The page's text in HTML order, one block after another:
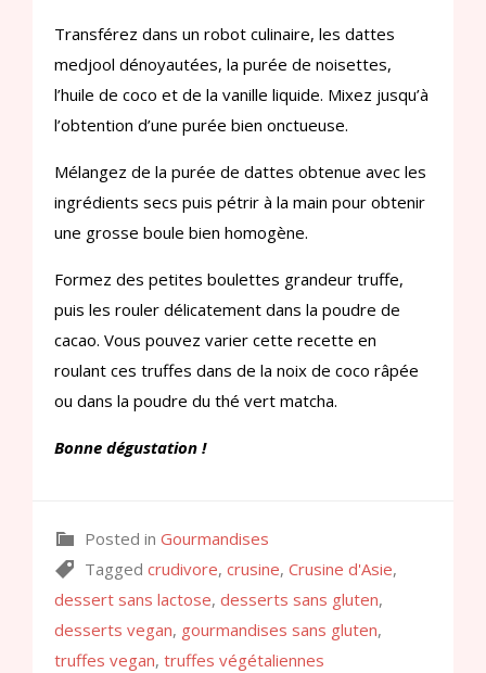
Transférez dans un robot culinaire, les dattes
medjool dénoyautées, la purée de noisettes,
l’huile de coco et de la vanille liquide. Mixez jusqu’à
l’obtention d’une purée bien onctueuse.
Mélangez de la purée de dattes obtenue avec les
ingrédients secs puis pétrir à la main pour obtenir
une grosse boule bien homogène.
Formez des petites boulettes grandeur truffe,
puis les rouler délicatement dans la poudre de
cacao. Vous pouvez varier cette recette en
roulant ces truffes dans de la noix de coco râpée
ou dans la poudre du thé vert matcha.
Bonne dégustation !
Posted in Gourmandises
Tagged crudivore, crusine, Crusine d'Asie,
dessert sans lactose, desserts sans gluten,
desserts vegan, gourmandises sans gluten,
truffes vegan, truffes végétaliennes